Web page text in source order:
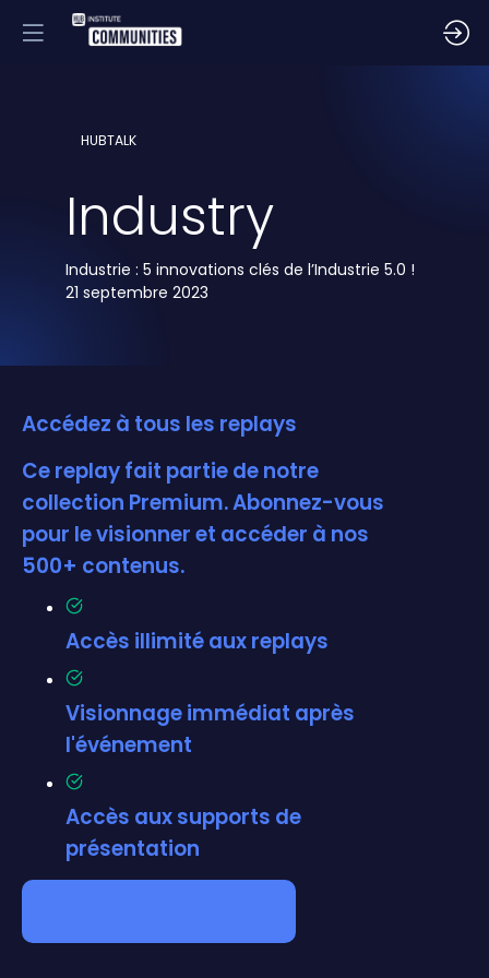
HUBTALK
Industry
Industrie : 5 innovations clés de l’Industrie 5.0 !
21 septembre 2023
Accédez à tous les replays
Ce replay fait partie de notre
collection Premium. Abonnez-vous
pour le visionner et accéder à nos
500+ contenus.
Accès illimité aux replays
Visionnage immédiat après
l'événement
Accès aux supports de
présentation